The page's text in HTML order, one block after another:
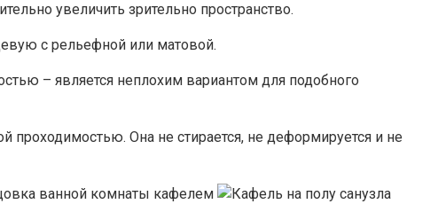
увеличить зрительно пространство.
с рельефной или матовой.
– является неплохим вариантом для подобного
проходимостью. Она не стирается, не деформируется и не